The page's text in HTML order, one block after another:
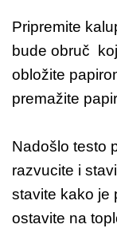
Pripremite
bude obruč
obložite
premažite
Nadošlo testo
razvucite i
stavite kako je
ostavite na